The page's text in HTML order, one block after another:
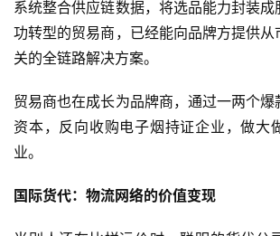
电
系统整合供应链数据，将选品能力封装
功转型的贸易商，已经能向品牌方提供
关的全链路解决方案。
贸易商也在成长为品牌商，通过一两个
资本，反向收购电子烟持证企业，做大
业。
国际货代：物流网络的价值变现